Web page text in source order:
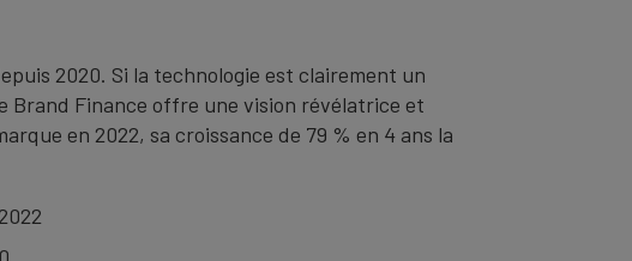
2020. Si la technologie est clairement un
Brand Finance offre une vision révélatrice et
en 2022, sa croissance de 79 % en 4 ans la